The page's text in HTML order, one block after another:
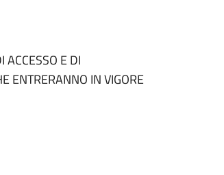
ACCESSO E DI
ENTRERANNO IN VIGORE